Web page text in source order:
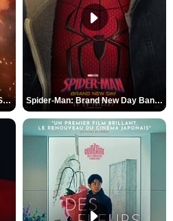
L'Odyssée Bande-annonce VO STFR Spider-Man: Brand New Day Bande-annonce VO STFR